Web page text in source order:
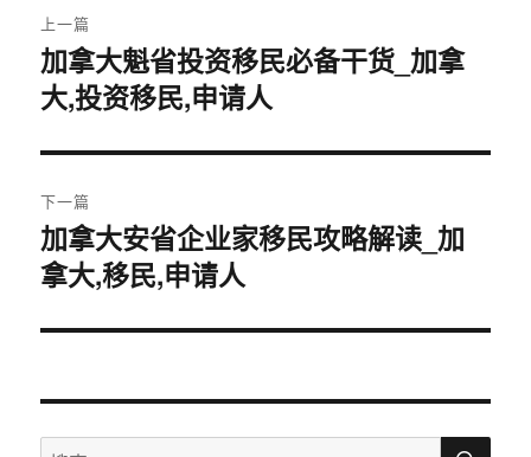
章
导
航
上一篇
上
篇
章：
加拿大魁省投资移民必备干货_加拿
大,投资移民,申请人
下一篇
下
篇
章：
加拿大安省企业家移民攻略解读_加
拿大,移民,申请人
搜